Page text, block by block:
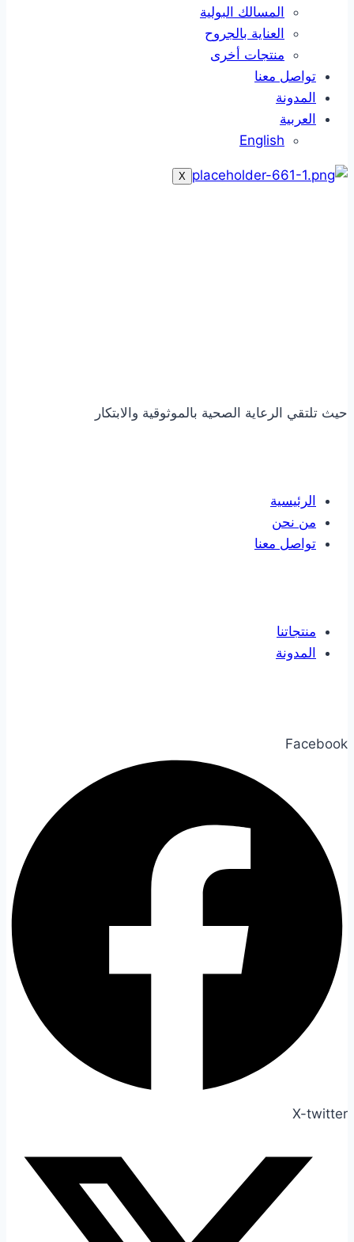
المسالك البولية
العناية بالجروح
منتجات أخرى
تواصل معنا
المدونة
العربية
English
X
حيث تلتقي الرعاية الصحية بالموثوقية والابتكار
الرئيسية
من نحن
تواصل معنا
منتجاتنا
المدونة
Facebook
X-twitter